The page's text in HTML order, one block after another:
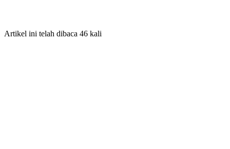
Artikel ini telah dibaca 46 kali